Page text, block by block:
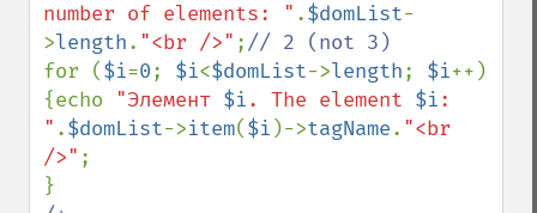
number of elements: " .$domList-
>length. "<br />" ;
for ($i=0; $i<$domList->length; $i++)
{echo "Элемент $i. The element $i:
" .$domList->item($i )->tagName. "<br
/>" ;